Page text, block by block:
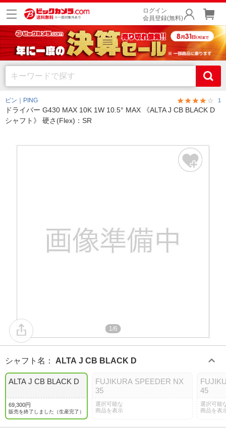
ログイン
会員登録(無料)
ピン｜PING 1
ドライバー G430 MAX 10K 1W 10.5° MAX 《ALTA J CB BLACK D
シャフト》 硬さ(Flex)：SR
1/6
シャフト名 ： ALTA J CB BLACK D
ALTA J CB BLACK D
69,300円
販売を終了しました（生産完了）
FUJIKURA SPEEDER NX
35
選択可能な
商品を表示
45
選択可能
商品を表